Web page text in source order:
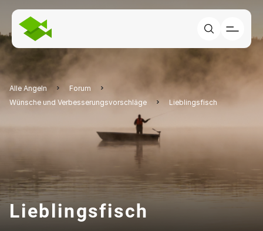
Alle Angeln
Forum
Wünsche und Verbesserungsvorschläge
Lieblingsfisch
Lieblingsfisch